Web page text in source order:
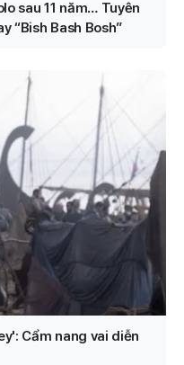
sau 11 năm… Tuyên
“Bish Bash Bosh”
Cẩm nang vai diễn